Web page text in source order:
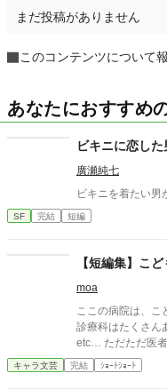
まだ投稿がありません
このコンテンツについて
あなたにおすすめ
ビキニに恋した
廣瀬純七
ビキニを着たい男
SF 完結 短編
【短編集】こ
moa
ここの病院は、こども病院です。
診療科はたくさんあります。 内科、外科
etc… ただただ医者目線で色々な病気を治療していくだけの小説
です。 恋愛要素などは一切ありません。 密着病院24時！的な感
じです。 人物像などは表記していない為、読者様のご想像にお任
キャラ文芸 完結 ｼｮｰﾄｼｮｰﾄ